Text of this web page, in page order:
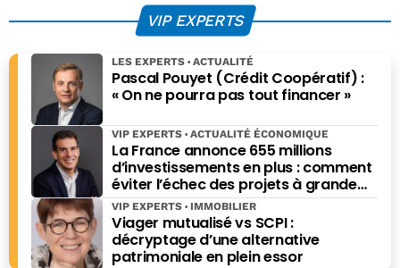
protégeant les
terres, la
production
alimentaire et la
sécurité
énergétique
VIP EXPERTS
Pascal Pouyet (Crédit Coopératif) :
« On ne pourra pas tout financer »
LES EXPERTS ACTUALITÉ
La France annonce 655 millions
d’investissements en plus : comment
éviter l’échec des projets à grande
échelle ?
VIP EXPERTS ACTUALITÉ ÉCONOMIQUE
Viager mutualisé vs SCPI :
décryptage d’une alternative
patrimoniale en plein essor
VIP EXPERTS IMMOBILIER